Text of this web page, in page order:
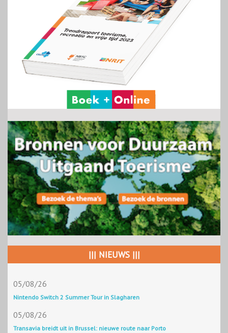
||| NIEUWS |||
05/08/26
Nintendo Switch 2 Summer Tour in Slagharen
05/08/26
Transavia breidt uit in Brussel: nieuwe route naar Porto